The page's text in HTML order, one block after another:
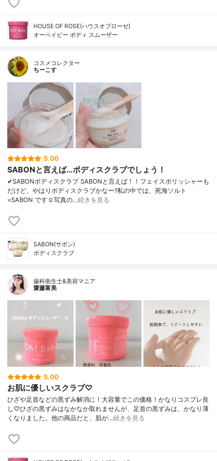
HOUSE OF ROSE(ハウスオブローゼ)
オーベイビー ボディ スムーザー
コスメコレクター
ちーこす
5.00
SABONと言えば…ボディスクラブでしょう！
✔︎SABONボディスクラブ SABONと言えば！！フェイスポリッシャーも
だけど、やはりボディスクラブかなー?私の中では、死海ソルト
=SABON です☺️写真の…続きを見る
SABON(サボン)
ボディスクラブ
歯科衛生士&美容マニア
齋藤富美
5.00
お肌に優しいスクラブ♡
ひざや足首などの黒ずみ解消に！大容量でこの価格！かなりコスプレ良
し♡ひざの黒ずみはなかなか取れませんが、足首の黒ずみは、かなり薄
くなりました。他の商品だと、肌が…続きを見る